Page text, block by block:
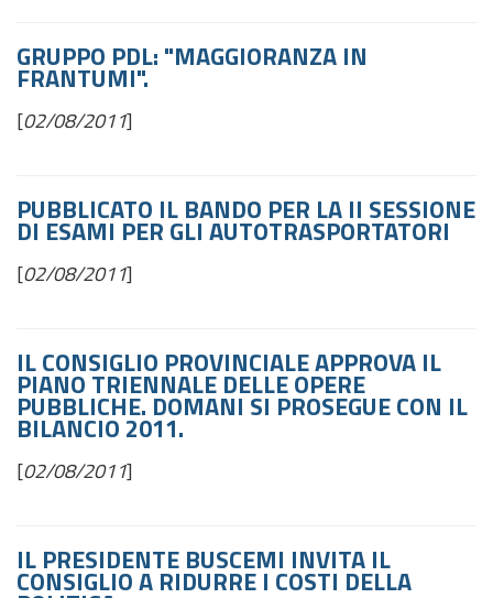
GRUPPO PDL: "MAGGIORANZA IN
FRANTUMI".
[02/08/2011]
PUBBLICATO IL BANDO PER LA II SESSIONE
DI ESAMI PER GLI AUTOTRASPORTATORI
[02/08/2011]
IL CONSIGLIO PROVINCIALE APPROVA IL
PIANO TRIENNALE DELLE OPERE
PUBBLICHE. DOMANI SI PROSEGUE CON IL
BILANCIO 2011.
[02/08/2011]
IL PRESIDENTE BUSCEMI INVITA IL
CONSIGLIO A RIDURRE I COSTI DELLA